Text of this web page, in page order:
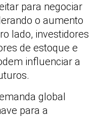
para negociar
o aumento
lado, investidores
de estoque e
influenciar a
global
para a